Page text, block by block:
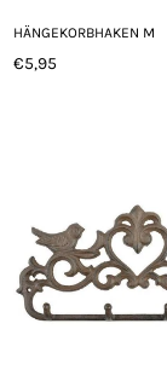
HÄNGEKORBHAKEN M
Normaler
€5,95